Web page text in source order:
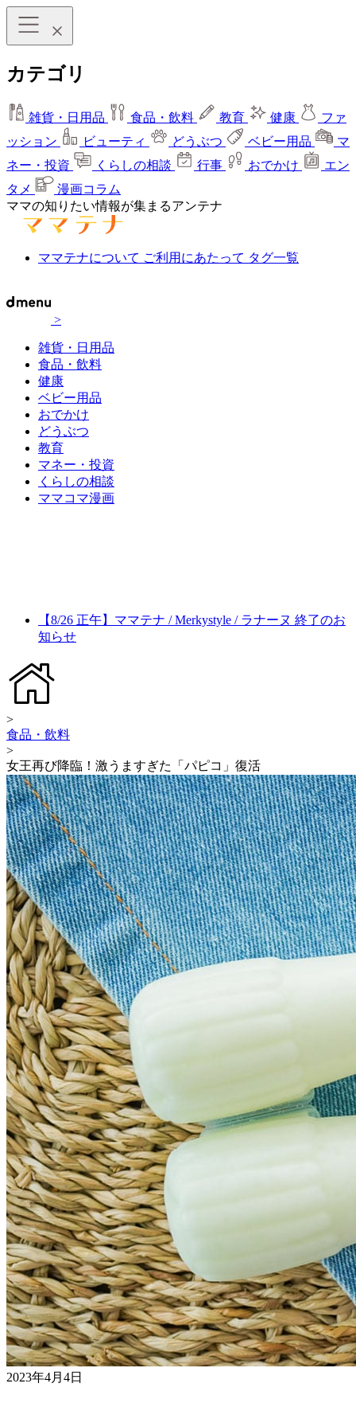
カテゴリ
雑貨・日用品 食品・飲料 教育 健康
ファ
ッション
ビューティ どうぶつ ベビー用品
マ
ネー・投資
くらしの相談 行事 おでかけ
エン
タメ
漫画コラム
ママの知りたい情報が集まるアンテナ
ママテナについて ご利用にあたって タグ一覧
>
雑貨・日用品
食品・飲料
健康
ベビー用品
おでかけ
どうぶつ
教育
マネー・投資
くらしの相談
ママコマ漫画
【8/26 正午】ママテナ / Merkystyle / ラナーヌ 終了のお
知らせ
>
食品・飲料
>
女王再び降臨！激うますぎた「パピコ」復活
2023年4月4日